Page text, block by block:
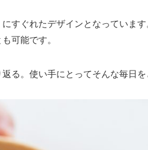
すぐれたデザインとなっています
可能です。
る。使い手にとってそんな毎日